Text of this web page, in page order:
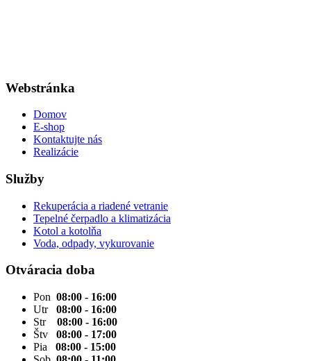
Webstránka
Domov
E-shop
Kontaktujte nás
Realizácie
Služby
Rekuperácia a riadené vetranie
Tepelné čerpadlo a klimatizácia
Kotol a kotolňa
Voda, odpady, vykurovanie
Otváracia doba
Pon 08:00 - 16:00
Utr 08:00 - 16:00
Str 08:00 - 16:00
Štv 08:00 - 17:00
Pia 08:00 - 15:00